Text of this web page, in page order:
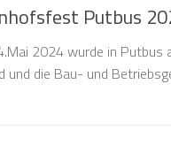
Putbus
2024 wurde in Putbus
und die Bau- und